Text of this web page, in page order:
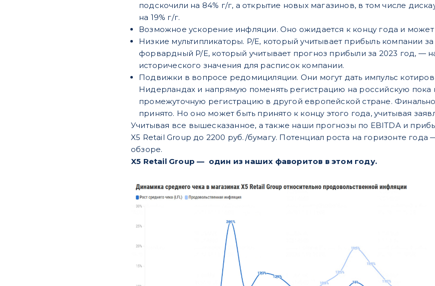
подскочили на 84% г/г, а открытие новых магазинов, в том числе
на 19% г/г.
Возможное ускорение инфляции. Оно ожидается к концу года и
Низкие мультипликаторы. P/E, который учитывает прибыль компании
форвардный P/E, который учитывает прогноз прибыли за 2023 год, —
исторического значения для расписок компании.
Подвижки в вопросе редомициляции. Они могут дать импульс
Нидерландах и напрямую поменять регистрацию на российскую пока
промежуточную регистрацию в другой европейской стране.
принято. Но оно может быть принято к концу этого года, учитывая
Учитывая все вышесказанное, а также наши прогнозы по EBITDA и
X5 Retail Group до 2200 руб./бумагу. Потенциал роста на горизонте
обзоре.
X5 Retail Group — один из наших фаворитов в этом году.